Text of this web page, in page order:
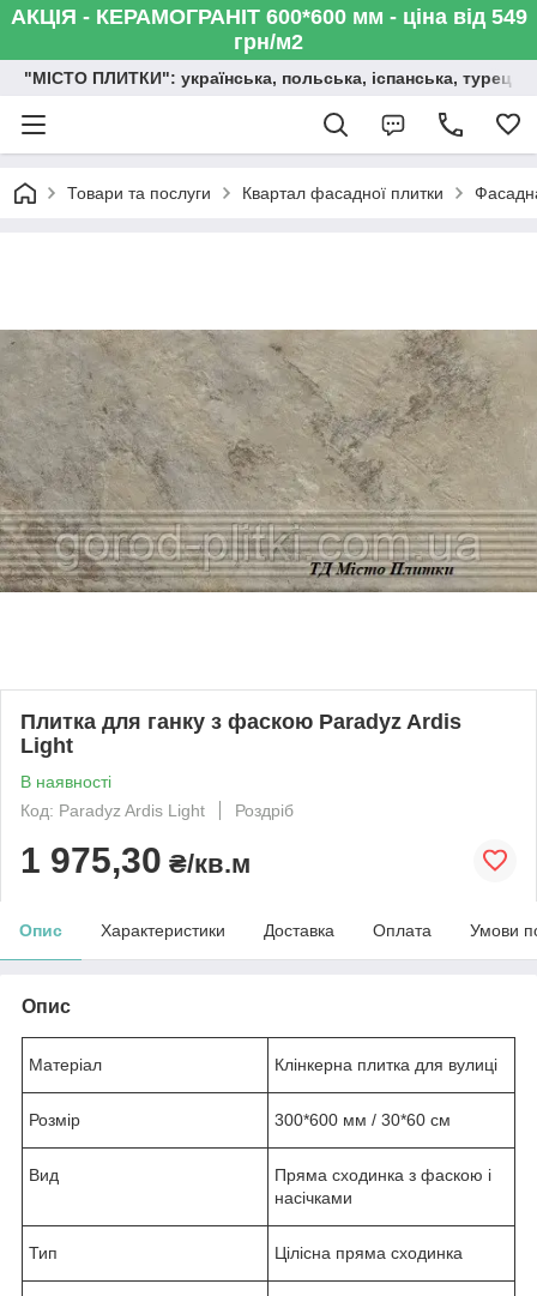
АКЦІЯ - КЕРАМОГРАНІТ 600*600 мм - ціна від 549
грн/м2
"МІСТО ПЛИТКИ": українська, польська, іспанська,
Товари та послуги Квартал фасадної плитки
Плитка для ганку з фаскою Paradyz Ardis
Light
В наявності
Код: Paradyz Ardis Light
Роздріб
1 975,30 ₴/кв.м
Опис Характеристики Доставка Оплата Умови
Опис
Матеріал Клінкерна плитка для вулиці
Розмір 300*600 мм / 30*60 см
Вид
Пряма сходинка з фаскою і
насічками
Тип Цілісна пряма сходинка